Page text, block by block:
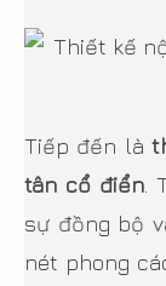
Tiếp đến là
tân cổ điển
sự đồng bộ
nét phong